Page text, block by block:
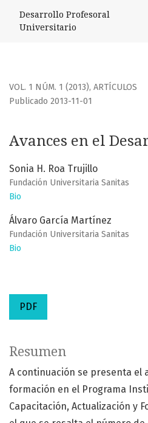
Desarrollo Profesoral
Universitario
VOL. 1 NÚM. 1 (2013), ARTÍCULOS
Avances en el
Publicado 2013-11-01
Sonia H. Roa Trujillo
Fundación Universitaria Sanitas
Bio
Álvaro García Martínez
Fundación Universitaria Sanitas
Bio
PDF
Resumen
A continuación se presenta el
formación en el Programa
Capacitación, Actualización y